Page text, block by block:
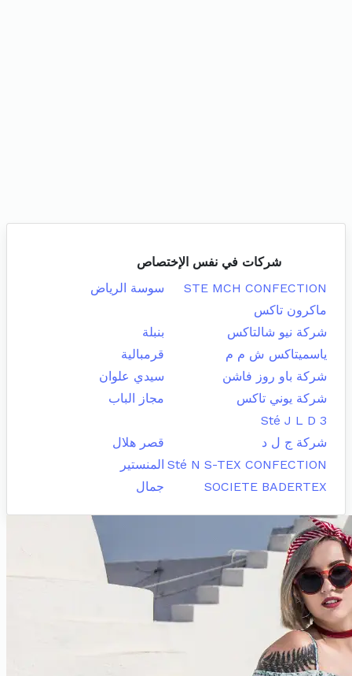
شركات في نفس الإختصاص
STE MCH CONFECTION
سوسة الرياض
ماكرون تاكس
شركة نيو شالتاكس
بنبلة
ياسميتاكس ش م م
قرمبالية
شركة باو روز فاشن
سيدي علوان
شركة يوني تاكس
مجاز الباب
Sté J L D 3
شركة ج ل د
قصر هلال
Sté N S-TEX CONFECTION المنستير
SOCIETE BADERTEX
جمال